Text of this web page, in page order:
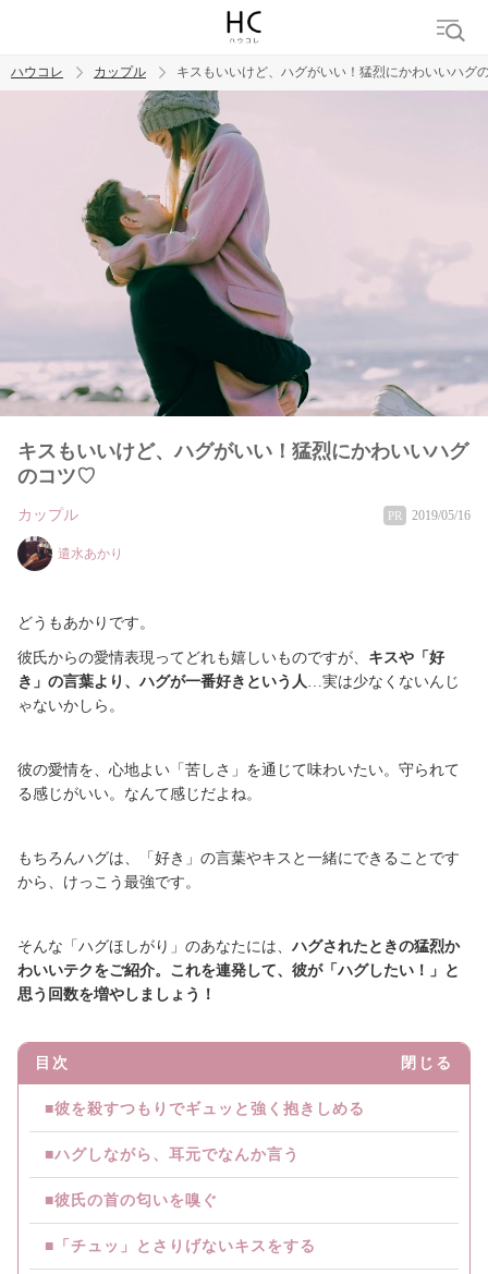
トレンド ワード
カップル デート エッチ セックス
ハウコレ カップル キスもいいけど、ハグがいい！猛烈にかわいいハグ
キスもいいけど、ハグがいい！猛烈にかわいいハグ
のコツ♡
カップル PR 2019/05/16
遣水あかり
どうもあかりです。
彼氏からの愛情表現ってどれも嬉しいものですが、 キスや「好
き」の言葉より、ハグが一番好きという人…実は少なくないんじ
ゃないかしら。
彼の愛情を、心地よい「苦しさ」を通じて味わいたい。守られて
る感じがいい。なんて感じだよね。
もちろんハグは、「好き」の言葉やキスと一緒にできることです
から、けっこう最強です。
そんな「ハグほしがり」のあなたには、ハグされたときの猛烈か
わいいテクをご紹介。これを連発して、彼が「ハグしたい！」と
思う回数を増やしましょう！
目次 閉じる
■彼を殺すつもりでギュッと強く抱きしめる
■ハグしながら、耳元でなんか言う
■彼氏の首の匂いを嗅ぐ
■「チュッ」とさりげないキスをする